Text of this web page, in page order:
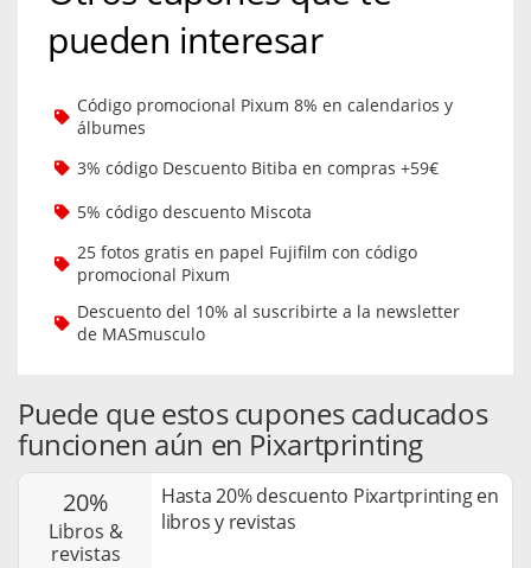
pueden interesar
Código promocional Pixum 8% en calendarios y
álbumes
3% código Descuento Bitiba en compras +59€
5% código descuento Miscota
25 fotos gratis en papel Fujifilm con código
promocional Pixum
Descuento del 10% al suscribirte a la newsletter
de MASmusculo
Puede que estos cupones caducados
funcionen aún en Pixartprinting
20%
libros &
revistas
Hasta 20% descuento Pixartprinting en
libros y revistas